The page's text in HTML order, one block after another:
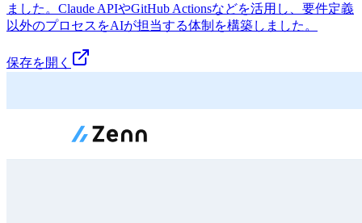
ました。Claude APIやGitHub Actionsなどを活用し、要件定義
以外のプロセスをAIが担当する体制を構築しました。
保存を開く